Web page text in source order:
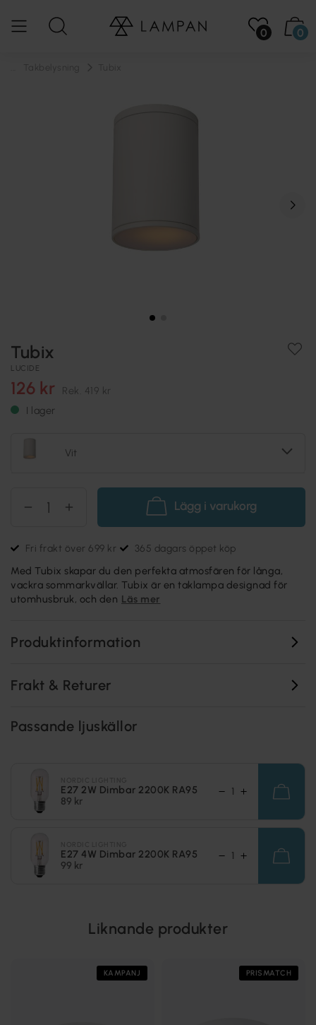
0 0
Tubix
LUCIDE
126 kr Rek. 419 kr
I lager
Vit
Lägg i varukorg
Fri frakt över 699 kr 365 dagars öppet köp
Med Tubix skapar du den perfekta atmosfären för långa,
vackra sommarkvällar. Tubix är en taklampa designad för
utomhusbruk, och den Läs mer
Produktinformation
Frakt & Returer
Passande ljuskällor
E27 2W Dimbar 2200K RA95
89 kr
E27 4W Dimbar 2200K RA95
99 kr
Liknande produkter
KAMPANJ PRISMATCH